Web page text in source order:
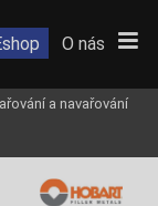
O nás
a navařování